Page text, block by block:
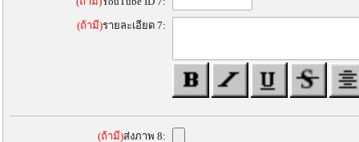
(ถ้ามี)รายละเอียด 7:
(ถ้ามี)ส่งภาพ 8: